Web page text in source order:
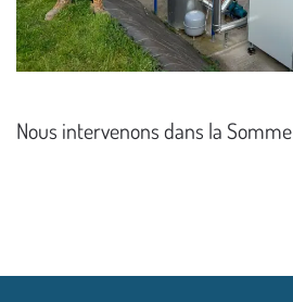
Nous intervenons dans la Somme